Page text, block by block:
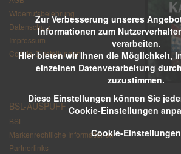
Zur Verbesserung unseres
Informationen zum
verarbeiten.
Hier bieten wir Ihnen die Möglichkeit,
einzelnen Datenverarbeitung
zuzustimmen.
Diese Einstellungen können Sie
Cookie-Einstellungen
Cookie-Einstellungen
Widerrufsbelehrung
Datenschutz
Impressum
Cookie-Einstellungen
BSL-AUSPUFF
BSL
Markenrechtliche Informationen
Partnerlinks